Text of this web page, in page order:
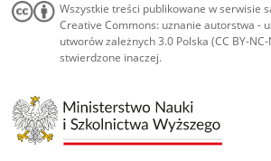
Wszystkie treści publikowane w serwisie
Creative Commons: uznanie autorstwa -
utworów zależnych 3.0 Polska (CC BY-
stwierdzone inaczej.